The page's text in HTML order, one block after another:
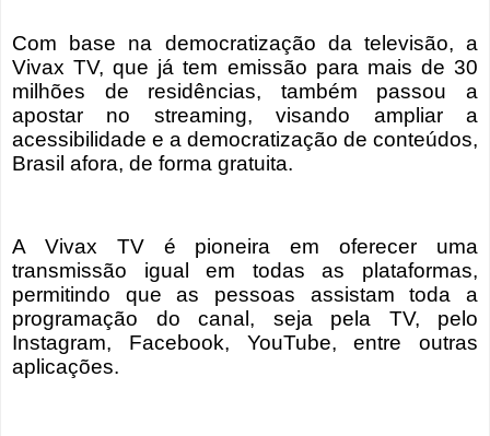
Com base na democratização da televisão, a
Vivax TV, que já tem emissão para mais de 30
milhões de residências, também passou a
apostar no streaming, visando ampliar a
acessibilidade e a democratização de conteúdos,
Brasil afora, de forma gratuita.
A Vivax TV é pioneira em oferecer uma
transmissão igual em todas as plataformas,
permitindo que as pessoas assistam toda a
programação do canal, seja pela TV, pelo
Instagram, Facebook, YouTube, entre outras
aplicações.